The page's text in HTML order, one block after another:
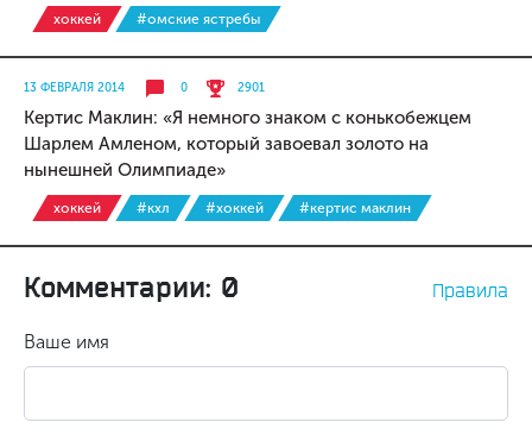
хоккей #омские ястребы
13 ФЕВРАЛЯ 2014 0 2901
Кертис Маклин: «Я немного знаком с конькобежцем
Шарлем Амленом, который завоевал золото на
нынешней Олимпиаде»
хоккей #кхл #хоккей #кертис маклин
Комментарии: 0 Правила
Ваше имя